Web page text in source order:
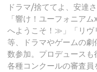
ドラマ/捨ててよ、安達
「響け！ユーフォニア
へようこそ！≫」「リヴ
等、ドラマやゲームの劇
数参加。プロデュースも
各種コンクールの審査